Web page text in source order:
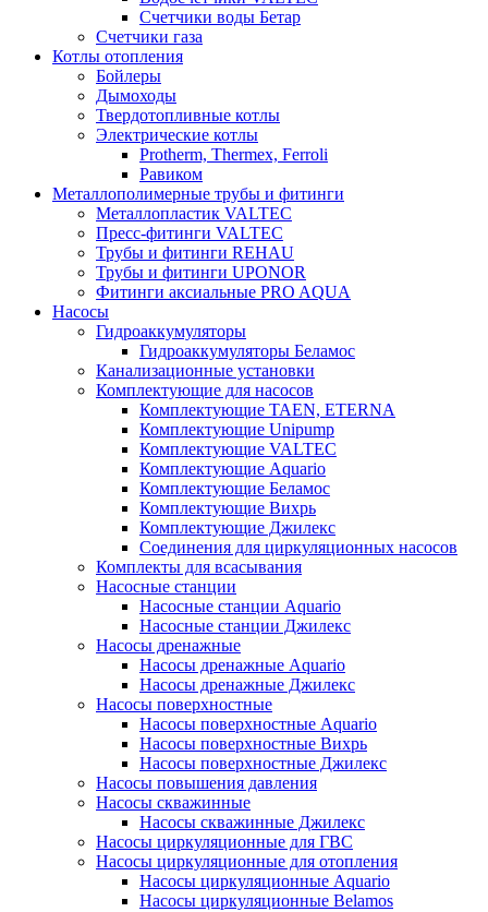
Счетчики воды Бетар
Счетчики газа
Котлы отопления
Бойлеры
Дымоходы
Твердотопливные котлы
Электрические котлы
Protherm, Thermex, Ferroli
Равиком
Металлополимерные трубы и фитинги
Металлопластик VALTEC
Пресс-фитинги VALTEC
Трубы и фитинги REHAU
Трубы и фитинги UРONOR
Фитинги аксиальные PRO AQUA
Насосы
Гидроаккумуляторы
Гидроаккумуляторы Беламос
Канализационные установки
Комплектующие для насосов
Комплектующие TAEN, ETERNA
Комплектующие Unipump
Комплектующие VALTEC
Комплектующие Аquario
Комплектующие Беламос
Комплектующие Вихрь
Комплектующие Джилекс
Соединения для циркуляционных насосов
Комплекты для всасывания
Насосные станции
Насосные станции Аquario
Насосные станции Джилекс
Насосы дренажные
Насосы дренажные Аquario
Насосы дренажные Джилекс
Насосы поверхностные
Насосы поверхностные Аquario
Насосы поверхностные Вихрь
Насосы поверхностные Джилекс
Насосы повышения давления
Насосы скважинные
Насосы скважинные Джилекс
Насосы циркуляционные для ГВС
Насосы циркуляционные для отопления
Насосы циркуляционные Aquario
Насосы циркуляционные Belamos